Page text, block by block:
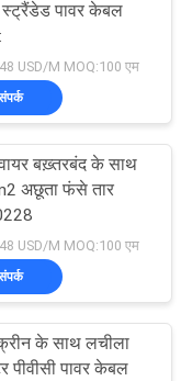
140
108
स्ट्रैंडेड पावर केबल
USD/M MOQ:100 एम
बख़्तरबंद के साथ
अछूता फंसे तार
USD/M MOQ:100 एम
के साथ लचीला
पीवीसी पावर केबल